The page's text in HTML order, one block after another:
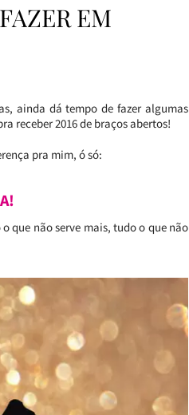
EM
ainda dá tempo de fazer algumas
receber 2016 de braços abertos!
pra mim, ó só:
que não serve mais, tudo o que não